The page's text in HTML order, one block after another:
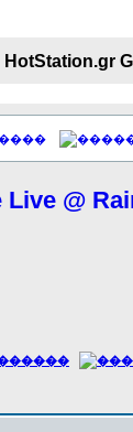
����,
@